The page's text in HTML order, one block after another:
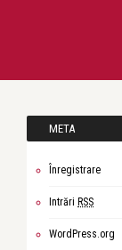
META
Înregistrare
Intrări RSS
WordPress.org